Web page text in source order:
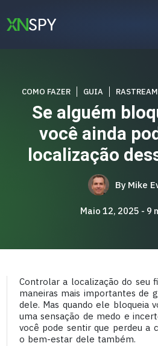
to
content
COMO FAZER GUIA
Se alguém
você ainda
localização
By Mike
Maio 12, 2025 9
Controlar a localização do seu
maneiras mais importantes de
dele. Mas quando ele bloqueia
uma sensação de medo e
você pode sentir que perdeu a
o bem-estar dele também.